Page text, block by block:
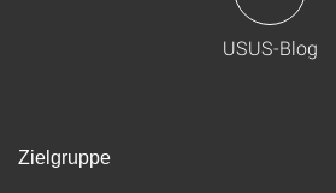
USUS-Blog
Zielgruppe